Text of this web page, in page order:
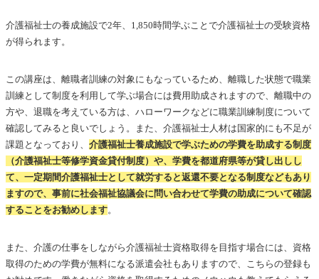
介護福祉士の養成施設で2年、1,850時間学ぶことで介護福祉士の受験資格
が得られます。
この講座は、離職者訓練の対象にもなっているため、離職した状態で職業
訓練として制度を利用して学ぶ場合には費用助成されますので、離職中の
方や、退職を考えている方は、ハローワークなどに職業訓練制度について
確認してみると良いでしょう。また、介護福祉士人材は国家的にも不足が
課題となっており、 介護福祉士養成施設で学ぶための学費を助成する制度
（介護福祉士等修学資金貸付制度）や、学費を都道府県等が貸し出しし
て、一定期間介護福祉士として就労すると返還不要となる制度などもあり
ますので、事前に社会福祉協議会に問い合わせて学費の助成について確認
することをお勧めします。
また、介護の仕事をしながら介護福祉士資格取得を目指す場合には、資格
取得のための学費が無料になる派遣会社もありますので、こちらの登録も